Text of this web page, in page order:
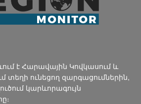
է Հարավային Կովկասում և
տեղի ունեցող զարգացումներին,
կարևորագույն